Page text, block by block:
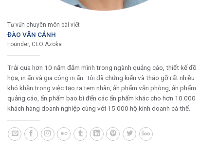
Tư vấn chuyên môn bài viết
ĐÀO VĂN CẢNH
Founder, CEO Azoka
Trải qua hơn 10 năm đắm mình trong ngành quảng cáo, thiết kế đồ
họa, in ấn và gia công in ấn. Tôi đã chứng kiến và tháo gỡ rất nhiều
khó khăn trong việc tạo ra tem nhãn, ấn phẩm văn phòng, ấn phẩm
quảng cáo, ấn phẩm bao bì đến các ấn phẩm khác cho hơn 10.000
khách hàng doanh nghiệp cùng với 15.000 hộ kinh doanh cá thể.